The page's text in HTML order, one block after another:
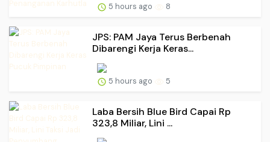
5 hours ago 8
JPS: PAM Jaya Terus Berbenah
Dibarengi Kerja Keras...
5 hours ago 5
Laba Bersih Blue Bird Capai Rp
323,8 Miliar, Lini ...